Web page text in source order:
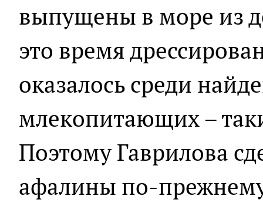
выпущены в море из
это время
оказалось среди
млекопитающих –
Поэтому Гаврилова
афалины по-